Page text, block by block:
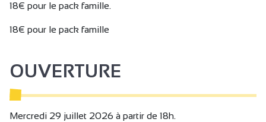
18€ pour le pack famille.
18€ pour le pack famille
OUVERTURE
Mercredi 29 juillet 2026 à partir de 18h.